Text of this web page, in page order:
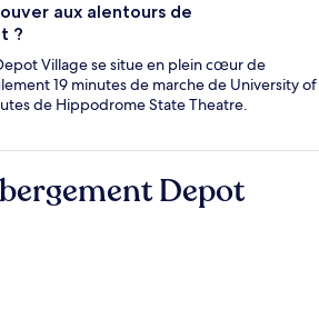
aux alentours de
?
Village se situe en plein cœur de
19 minutes de marche de University of
de Hippodrome State Theatre.
Depot